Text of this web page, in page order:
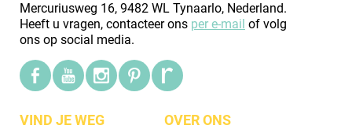
Mercuriusweg 16, 9482 WL Tynaarlo, Nederland.
Heeft u vragen, contacteer ons per e-mail of volg
ons op social media.
VIND JE WEG OVER ONS